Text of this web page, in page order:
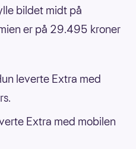
bildet midt på
er på 29.495 kroner
leverte Extra med
Extra med mobilen